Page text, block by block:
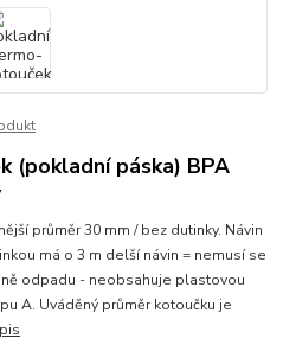
(pokladní páska) BPA
průměr 30 mm / bez dutinky. Návin
má o 3 m delší návin = nemusí se
odpadu - neobsahuje plastovou
A. Uváděný průměr kotoučku je